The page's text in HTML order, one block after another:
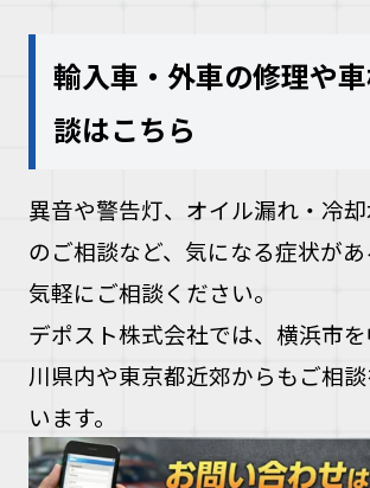
輸入車・外車の修理や
談はこちら
異音や警告灯、オイル漏れ・冷
のご相談など、気になる症状が
気軽にご相談ください。
デポスト株式会社では、横浜市
川県内や東京都近郊からもご相
います。